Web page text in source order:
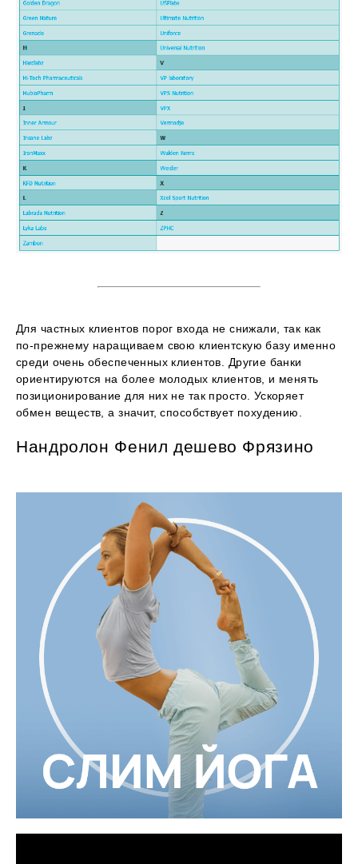
Для частных клиентов порог входа не снижали, так как
по-прежнему наращиваем свою клиентскую базу именно
среди очень обеспеченных клиентов. Другие банки
ориентируются на более молодых клиентов, и менять
позиционирование для них не так просто. Ускоряет
обмен веществ, а значит, способствует похудению.
Нандролон Фенил дешево Фрязино